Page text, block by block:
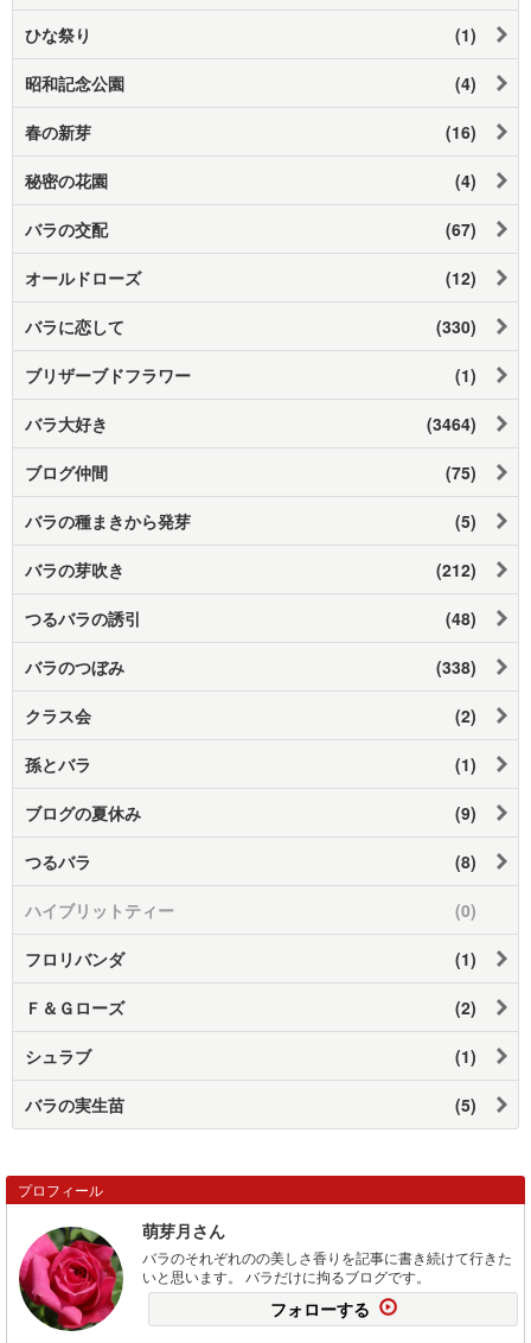
ひな祭り (1)
昭和記念公園 (4)
春の新芽 (16)
秘密の花園 (4)
バラの交配 (67)
オールドローズ (12)
バラに恋して (330)
ブリザーブドフラワー (1)
バラ大好き (3464)
ブログ仲間 (75)
バラの種まきから発芽 (5)
バラの芽吹き (212)
つるバラの誘引 (48)
バラのつぼみ (338)
クラス会 (2)
孫とバラ (1)
ブログの夏休み (9)
つるバラ (8)
ハイブリットティー (0)
フロリバンダ (1)
Ｆ＆Ｇローズ (2)
シュラブ (1)
バラの実生苗 (5)
プロフィール
萌芽月さん
バラのそれぞれのの美しさ香りを記事に書き続けて行きた
いと思います。 バラだけに拘るブログです。
フォローする